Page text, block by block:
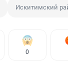
Искитимский
0